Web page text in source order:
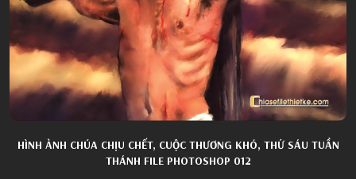
HÌNH ẢNH CHÚA CHỊU CHẾT, CUỘC THƯƠNG KHÓ, THỨ SÁU TUẦN
THÁNH FILE PHOTOSHOP 012